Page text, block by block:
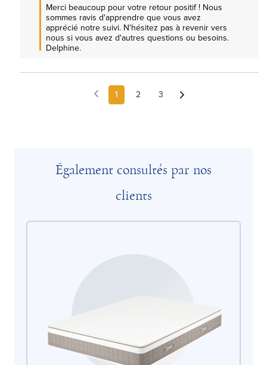
Merci beaucoup pour votre retour positif ! Nous
sommes ravis d'apprendre que vous avez
apprécié notre suivi. N'hésitez pas à revenir vers
nous si vous avez d'autres questions ou besoins.
Delphine.
1 2 3
Également consultés par nos
clients